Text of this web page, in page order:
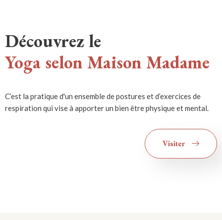
Découvrez le
Yoga selon Maison Madame
C’est la pratique d'un ensemble de postures et d’exercices de
respiration qui vise à apporter un bien être physique et mental.
Visiter